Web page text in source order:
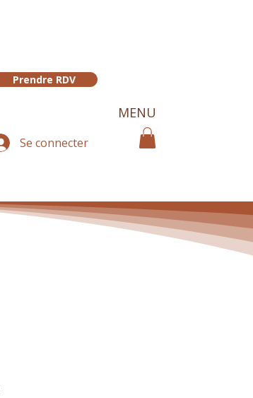
Prendre RDV
MENU
Se connecter